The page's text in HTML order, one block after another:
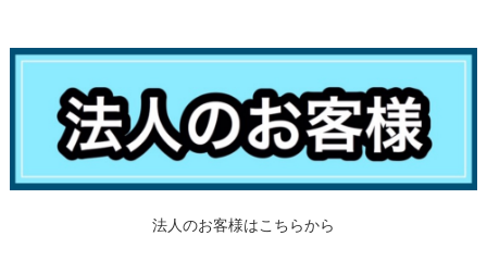
法人のお客様はこちらから